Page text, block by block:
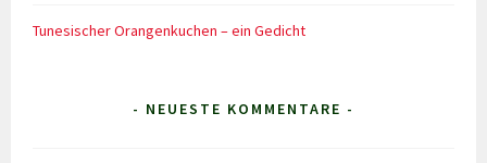
Tunesischer Orangenkuchen – ein Gedicht
- NEUESTE KOMMENTARE -